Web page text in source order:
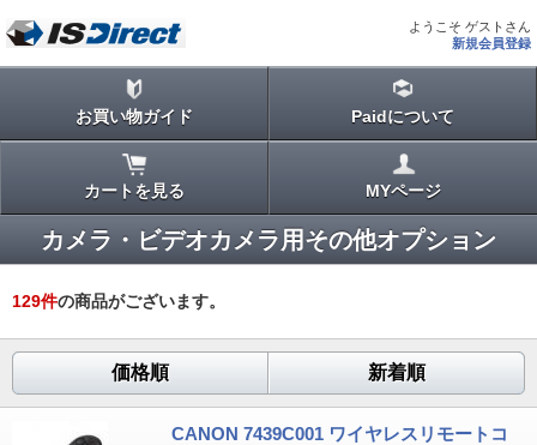
ようこそ ゲストさん
新規会員登録
お買い物ガイド Paidについて
カートを見る MYページ
カメラ・ビデオカメラ用その他オプション
129件の商品がございます。
価格順 新着順
CANON 7439C001 ワイヤレスリモートコ